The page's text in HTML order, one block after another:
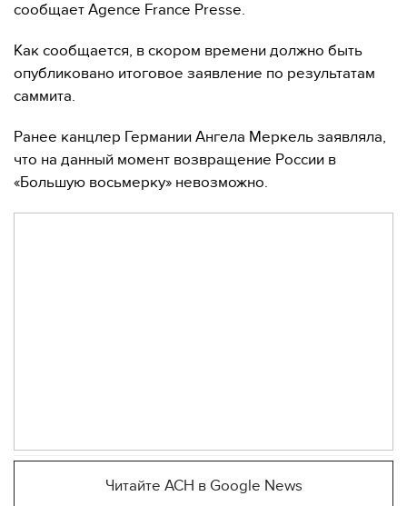
сообщает Agence France Presse.
Как сообщается, в скором времени должно быть
опубликовано итоговое заявление по результатам
саммита.
Ранее канцлер Германии Ангела Меркель заявляла,
что на данный момент возвращение России в
«Большую восьмерку» невозможно.
Читайте АСН в Google News